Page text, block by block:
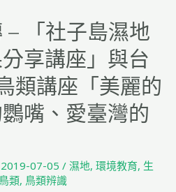
– 「社子島濕地
享講座」與台
類講座「美麗的
嘴、愛臺灣的
2019-07-05 / 濕地, 環境教育, 生
鳥類, 鳥類辨識